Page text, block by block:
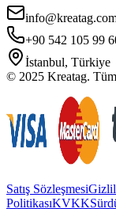
+90 542 105 99
İstanbul, Türkiye
© 2025 Kreatag. Tüm
Satış Sözleşmesi
PolitikasıKVKK